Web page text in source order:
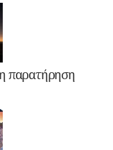
η παρατήρηση